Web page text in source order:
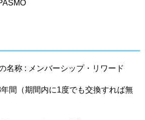
名称 : メンバーシップ・リワード
間（期間内に1度でも交換すれば無